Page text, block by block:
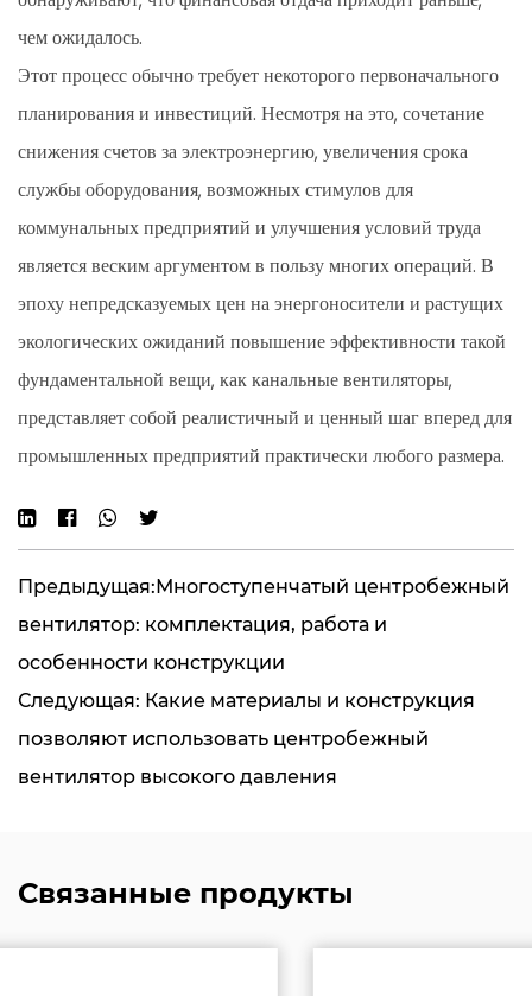
чем ожидалось.
Этот процесс обычно требует некоторого первоначального
планирования и инвестиций. Несмотря на это, сочетание
снижения счетов за электроэнергию, увеличения срока
службы оборудования, возможных стимулов для
коммунальных предприятий и улучшения условий труда
является веским аргументом в пользу многих операций. В
эпоху непредсказуемых цен на энергоносители и растущих
экологических ожиданий повышение эффективности такой
фундаментальной вещи, как канальные вентиляторы,
представляет собой реалистичный и ценный шаг вперед для
промышленных предприятий практически любого размера.
Предыдущая:Многоступенчатый центробежный
вентилятор: комплектация, работа и
особенности конструкции
Следующая: Какие материалы и конструкция
позволяют использовать центробежный
вентилятор высокого давления
Связанные продукты